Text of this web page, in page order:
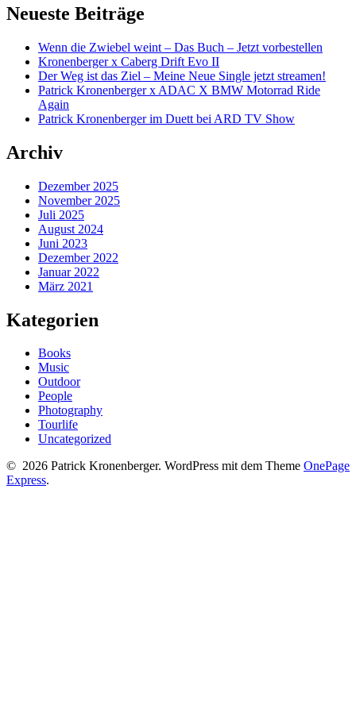
Neueste Beiträge
Wenn die Zwiebel weint – Das Buch – Jetzt vorbestellen
Kronenberger x Caberg Drift Evo II
Der Weg ist das Ziel – Meine Neue Single jetzt streamen!
Patrick Kronenberger x ADAC X BMW Motorrad Ride
Again
Patrick Kronenberger im Duett bei ARD TV Show
Archiv
Dezember 2025
November 2025
Juli 2025
August 2024
Juni 2023
Dezember 2022
Januar 2022
März 2021
Kategorien
Books
Music
Outdoor
People
Photography
Tourlife
Uncategorized
© 2026 Patrick Kronenberger. WordPress mit dem Theme OnePage
Express.